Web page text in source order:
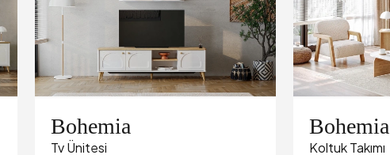
Bohemia
Tv Ünitesi
Bohemia
Koltuk Takımı